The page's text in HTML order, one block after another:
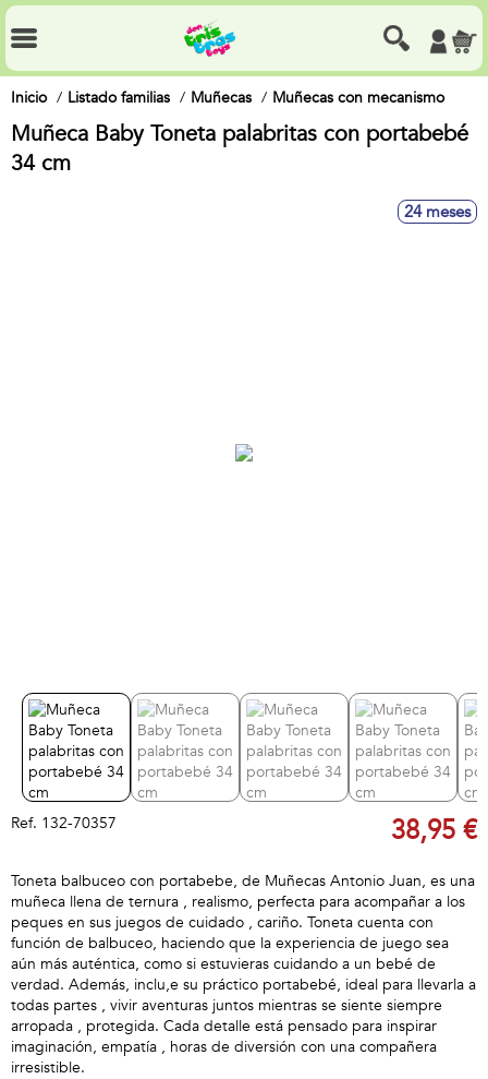
Inicio Listado familias Muñecas Muñecas con mecanismo
Muñeca Baby Toneta palabritas con portabebé
34 cm
24 meses
Ref. 132-70357 38,95 €
Toneta balbuceo con portabebe, de Muñecas Antonio Juan, es una
muñeca llena de ternura , realismo, perfecta para acompañar a los
peques en sus juegos de cuidado , cariño. Toneta cuenta con
función de balbuceo, haciendo que la experiencia de juego sea
aún más auténtica, como si estuvieras cuidando a un bebé de
verdad. Además, inclu,e su práctico portabebé, ideal para llevarla a
todas partes , vivir aventuras juntos mientras se siente siempre
arropada , protegida. Cada detalle está pensado para inspirar
imaginación, empatía , horas de diversión con una compañera
irresistible.